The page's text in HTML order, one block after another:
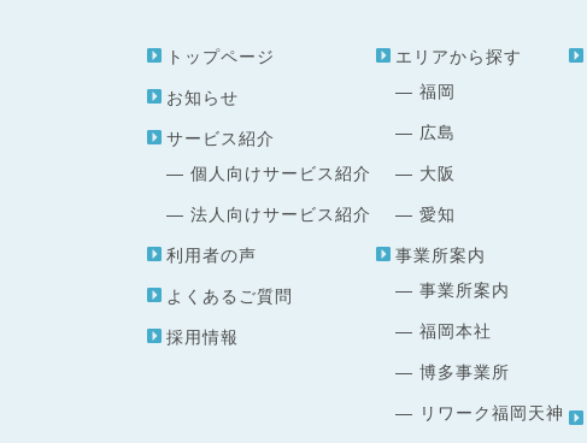
トップページ
お知らせ
サービス紹介
個人向けサービス紹介
法人向けサービス紹介
利用者の声
よくあるご質問
採用情報
エリアから探す
福岡
広島
大阪
愛知
事業所案内
事業所案内
福岡本社
博多事業所
リワーク福岡天神